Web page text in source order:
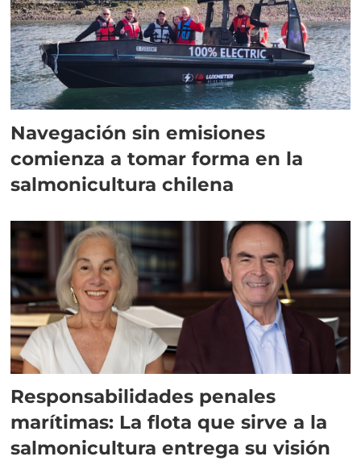
Navegación sin emisiones
comienza a tomar forma en la
salmonicultura chilena
Responsabilidades penales
marítimas: La flota que sirve a la
salmonicultura entrega su visión